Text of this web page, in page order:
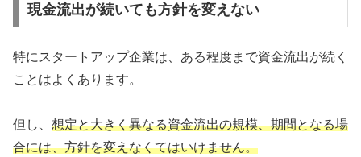
現金流出が続いても方針を変えない
特にスタートアップ企業は、ある程度まで資金流出が続く
ことはよくあります。
但し、 想定と大きく異なる資金流出の規模、期間となる場
合には、方針を変えなくてはいけません。